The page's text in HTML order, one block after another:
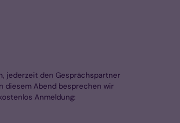
jederzeit den Gesprächspartner
diesem Abend besprechen wir
Anmeldung: